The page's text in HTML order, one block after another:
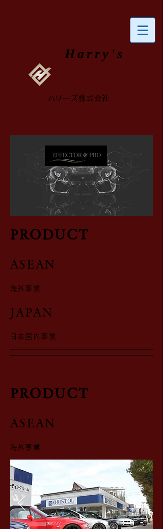
​Harry's
​ハリーズ株式会社
​PRODUCT
​ASEAN
​海外事業
​JAPAN
​日本国内事業
​PRODUCT
​ASEAN
​海外事業